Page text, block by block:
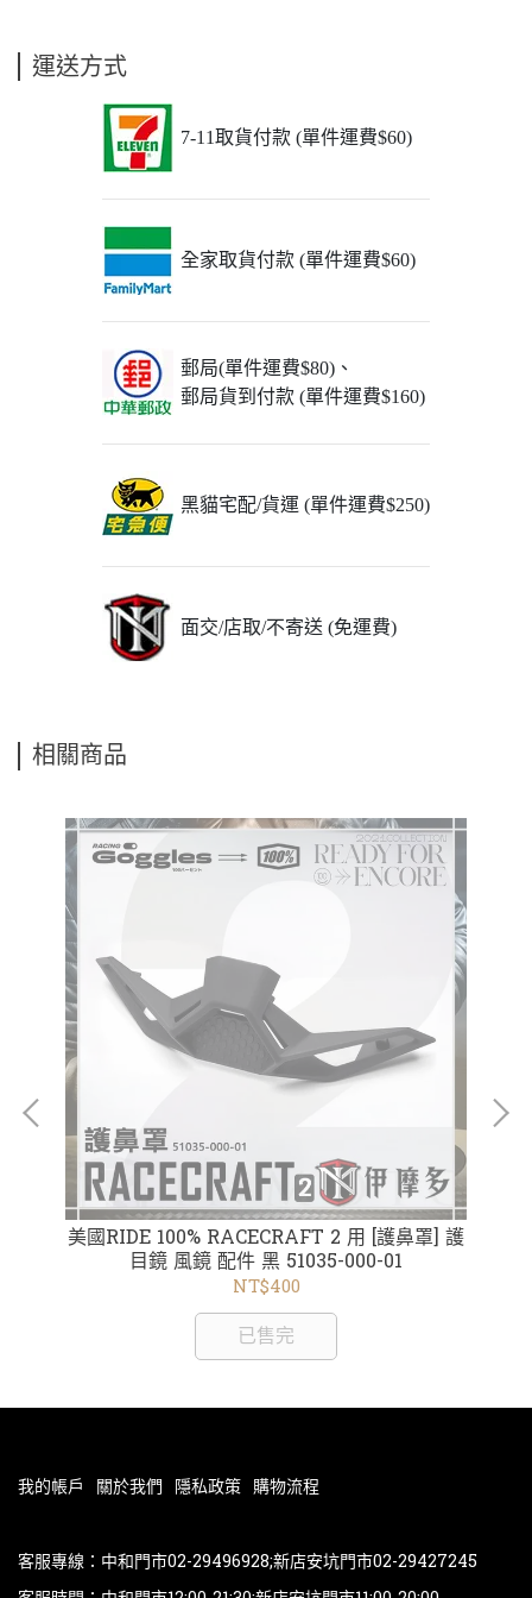
運送方式
7-11取貨付款 (單件運費$60)
全家取貨付款 (單件運費$60)
郵局(單件運費$80)、
郵局貨到付款 (單件運費$160)
黑貓宅配/貨運 (單件運費$250)
面交/店取/不寄送 (免運費)
相關商品
美國RIDE 100% RACECRAFT 2 用 [護鼻罩] 護
目鏡 風鏡 配件 黑 51035-000-01
NT$400
已售完
我的帳戶 關於我們 隱私政策 購物流程
客服專線：中和門市02-29496928;新店安坑門市02-29427245